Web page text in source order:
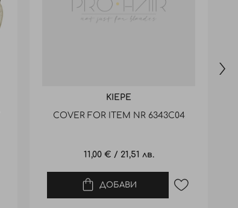
KIEPE
COVER FOR ITEM NR 6343C04
11,00 € / 21,51 лв.
ДОБАВИ